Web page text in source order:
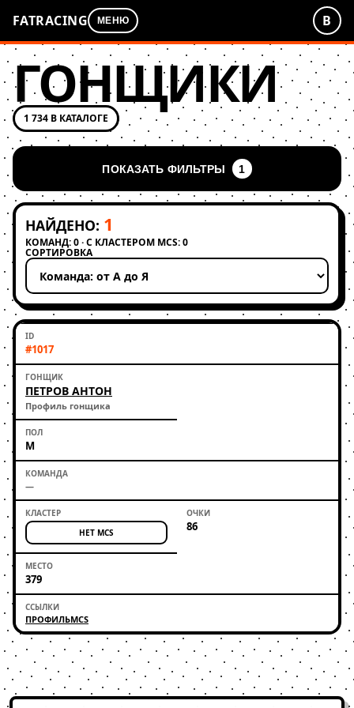
FATRACING МЕНЮ В
ГОНЩИКИ
1 734 В КАТАЛОГЕ
ПОКАЗАТЬ ФИЛЬТРЫ 1
НАЙДЕНО: 1
КОМАНД: 0 · С КЛАСТЕРОМ MCS: 0
СОРТИРОВКА
Применить сортировку
#1017
ПЕТРОВ АНТОН
Профиль гонщика
М
—
НЕТ MCS 86
379
ПРОФИЛЬMCS